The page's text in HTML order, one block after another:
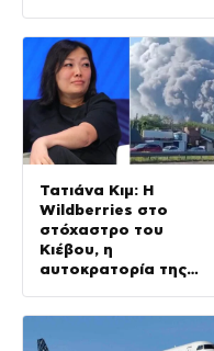
Τατιάνα Κιμ: Η
Wildberries στο
στόχαστρο του
Κιέβου, η
αυτοκρατορία της